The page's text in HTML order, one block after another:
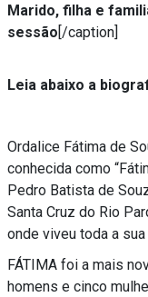
Marido, filha e
sessão[/caption]
Leia abaixo a
Ordalice Fátima de
conhecida como
Pedro Batista de
Santa Cruz do Rio
onde viveu toda a
FÁTIMA foi a mais
homens e cinco